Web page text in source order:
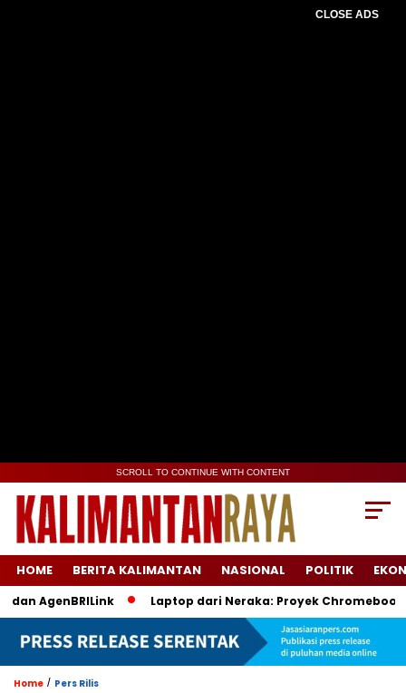
CLOSE ADS
SCROLL TO CONTINUE WITH CONTENT
HOME BERITA KALIMANTAN NASIONAL POLITIK
AgenBRILink Laptop dari Neraka: Proyek Chromebook
Home / Pers Rilis